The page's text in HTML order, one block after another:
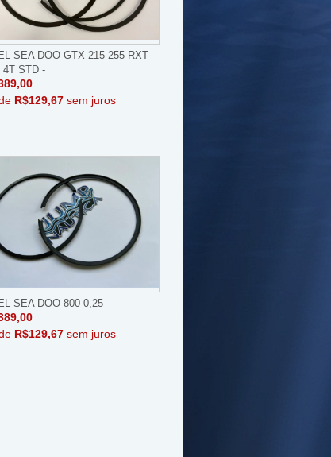
SEA DOO GTX 215 255 RXT
4T STD -
R$129,67 sem juros
SEA DOO 800 0,25
R$129,67 sem juros